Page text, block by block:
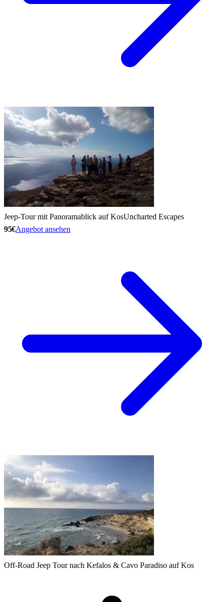
Jeep-Tour mit Panoramablick auf KosUncharted Escapes
95€Angebot ansehen
Off-Road Jeep Tour nach Kefalos & Cavo Paradiso auf Kos